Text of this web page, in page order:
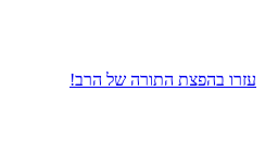
עזרו בהפצת התורה של הרב!